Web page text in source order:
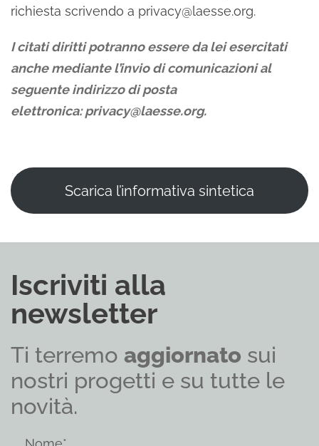
richiesta scrivendo a privacy@laesse.org.
I citati diritti potranno essere da lei esercitati
anche mediante l’invio di comunicazioni al
seguente indirizzo di posta
elettronica:privacy@laesse.org.
Scarica l’informativa sintetica
Iscriviti alla
newsletter
Ti terremo aggiornato sui
nostri progetti e su tutte le
novità.